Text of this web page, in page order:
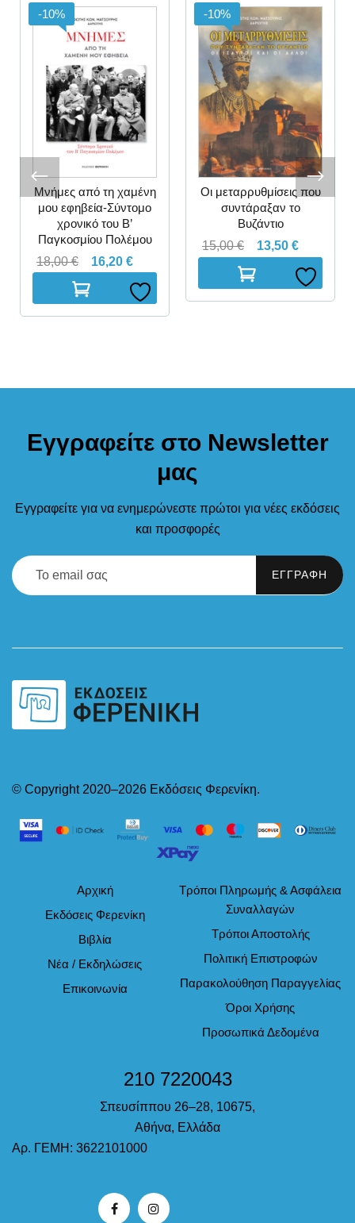
-10%
Μνήμες από τη χαμένη
μου εφηβεία-Σύντομο
χρονικό του Β’
Παγκοσμίου Πολέμου
18,00€ 16,20€
-10%
Οι μεταρρυθμίσεις που
συντάραξαν το
Βυζάντιο
15,00€ 13,50€
Εγγραφείτε στο Newsletter
μας
Εγγραφείτε για να ενημερώνεστε πρώτοι για νέες εκδόσεις
και προσφορές
© Copyright 2020–2026 Εκδόσεις Φερενίκη.
Αρχική
Εκδόσεις Φερενίκη
Βιβλία
Νέα / Εκδηλώσεις
Επικοινωνία
Τρόποι Πληρωμής & Ασφάλεια
Συναλλαγών
Τρόποι Αποστολής
Πολιτική Επιστροφών
Παρακολούθηση Παραγγελίας
Όροι Χρήσης
Προσωπικά Δεδομένα
210 7220043
Σπευσίππου 26–28, 10675,
Αθήνα, Ελλάδα
Αρ. ΓΕΜΗ: 3622101000